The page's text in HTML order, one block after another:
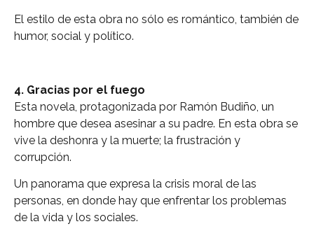
El estilo de esta obra no sólo es romántico, también de
humor, social y político.
4. Gracias por el fuego
Esta novela, protagonizada por Ramón Budiño, un
hombre que desea asesinar a su padre. En esta obra se
vive la deshonra y la muerte; la frustración y
corrupción.
Un panorama que expresa la crisis moral de las
personas, en donde hay que enfrentar los problemas
de la vida y los sociales.